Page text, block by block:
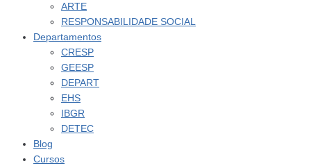
ARTE
RESPONSABILIDADE SOCIAL
Departamentos
CRESP
GEESP
DEPART
EHS
IBGR
DETEC
Blog
Cursos